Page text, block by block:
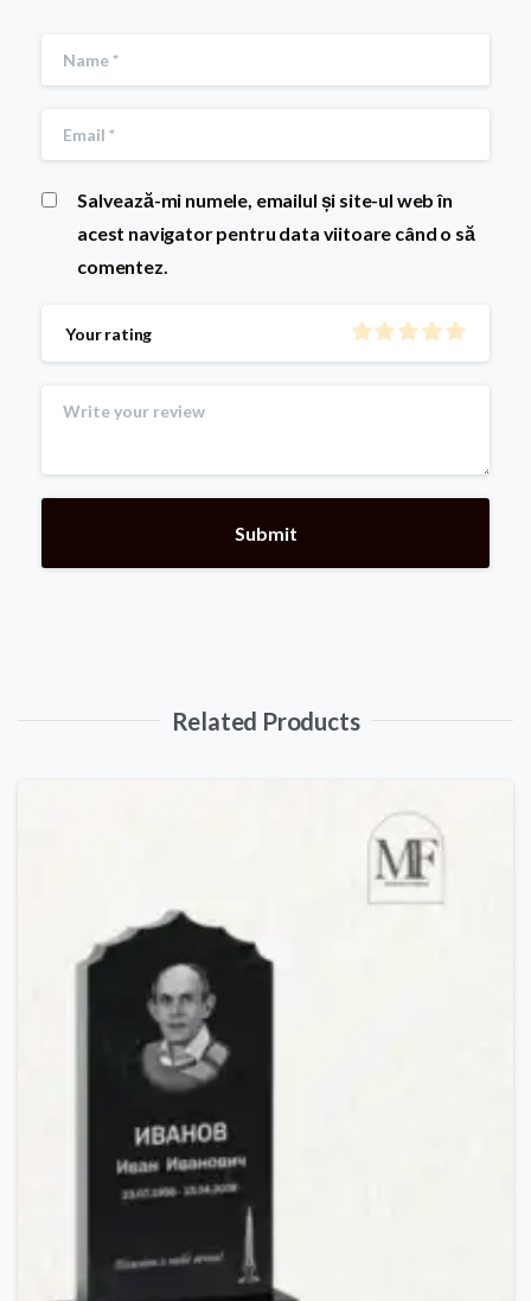
Salvează-mi numele, emailul și site-ul web în
acest navigator pentru data viitoare când o să
comentez.
Your rating
Related Products